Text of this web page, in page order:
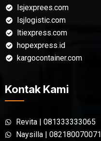
lsjexprees.com
lsjlogistic.com
ltiexpress.com
hopexpress.id
kargocontainer.com
Kontak Kami
Revita | 081333333065
Naysilla | 082180070071